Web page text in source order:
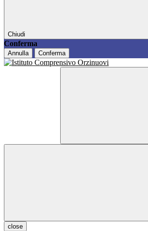
Chiudi
Conferma
Annulla Conferma
close